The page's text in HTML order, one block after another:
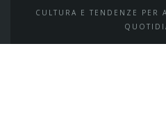
CULTURA E TENDENZE PER